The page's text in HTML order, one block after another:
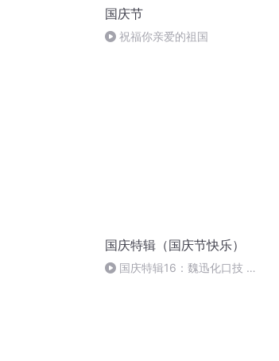
国庆节
祝福你亲爱的祖国
国庆特辑（国庆节快乐）
国庆特辑16：魏迅化口技 二